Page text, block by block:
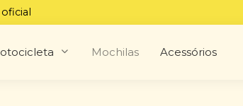
Mochilas Acessórios